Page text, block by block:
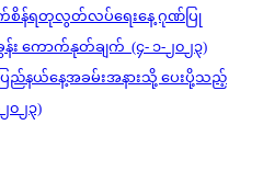
ာက်စိန်ရတုလွတ်လပ်ရေးနေ့ ဂုဏ်ပြု
း ကောက်နုတ်ချက် (၄- ၁-၂၀၂၃)
ြည်နယ်နေ့အခမ်းအနားသို့ ပေးပို့သည့်
၀၂၃)